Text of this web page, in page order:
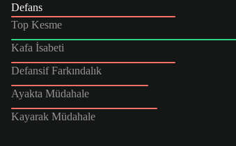
Defans
Top Kesme
Kafa İsabeti
Defansif Farkındalık
Ayakta Müdahale
Kayarak Müdahale